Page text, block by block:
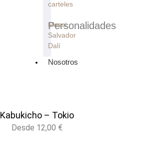
carteles
Personalidades
Messi
Salvador
Dalí
Nosotros
Kabukicho – Tokio
Desde 12,00 €